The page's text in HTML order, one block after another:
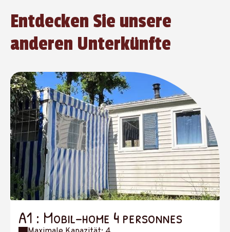
Entdecken Sie unsere
anderen Unterkünfte
A1 : Mobil-home 4 personnes